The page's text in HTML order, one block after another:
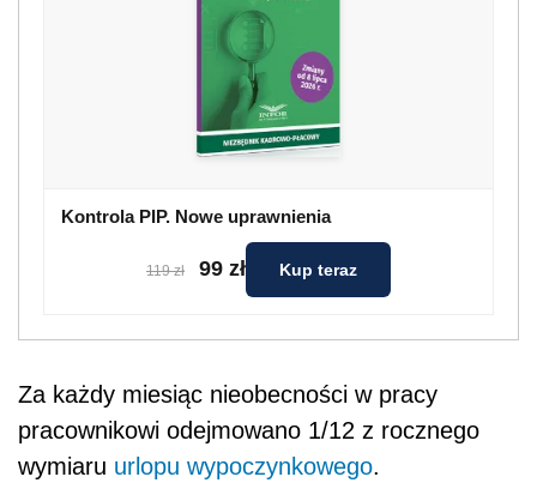
Kontrola PIP. Nowe uprawnienia
119 zł 99 zł Kup teraz
Za każdy miesiąc nieobecności w pracy
pracownikowi odejmowano 1/12 z rocznego
wymiaru urlopu wypoczynkowego.